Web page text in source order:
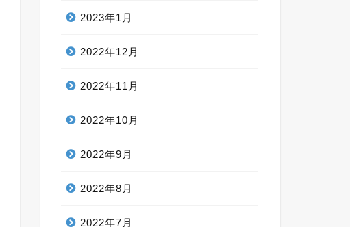
2023年1月
2022年12月
2022年11月
2022年10月
2022年9月
2022年8月
2022年7月